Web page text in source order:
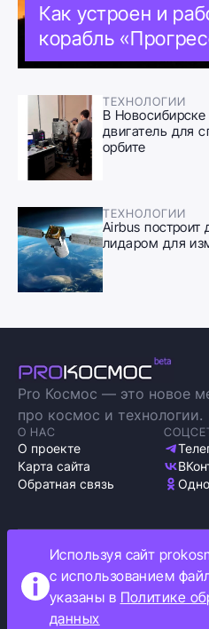
Как устроен и
корабль
ТЕХНОЛОГИИ
В
двигатель для
орбите
ТЕХНОЛОГИИ
Airbus построит
лидаром для
Pro Космос — это новое
про космос и технологии.
О НАС
О проекте
Карта сайта
Обратная связь
Политика обработки
Как мы используем cookie
Информация об
Используя сайт
с использованием
указаны в Политике
данных